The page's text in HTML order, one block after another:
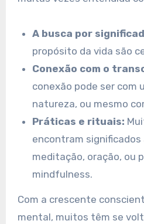
A busca por
propósito da vida são
Conexão com o
conexão pode ser com
natureza, ou mesmo
Práticas e rituais:
encontram significados
meditação, oração, ou
mindfulness.
Com a crescente
mental, muitos têm se